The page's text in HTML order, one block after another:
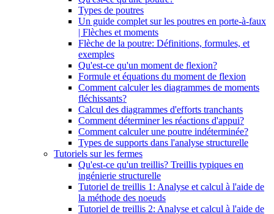
Types de poutres
Un guide complet sur les poutres en porte-à-faux
| Flèches et moments
Flèche de la poutre: Définitions, formules, et
exemples
Qu'est-ce qu'un moment de flexion?
Formule et équations du moment de flexion
Comment calculer les diagrammes de moments
fléchissants?
Calcul des diagrammes d'efforts tranchants
Comment déterminer les réactions d'appui?
Comment calculer une poutre indéterminée?
Types de supports dans l'analyse structurelle
Tutoriels sur les fermes
Qu'est-ce qu'un treillis? Treillis typiques en
ingénierie structurelle
Tutoriel de treillis 1: Analyse et calcul à l'aide de
la méthode des noeuds
Tutoriel de treillis 2: Analyse et calcul à l'aide de